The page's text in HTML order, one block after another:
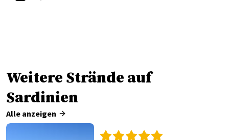
Weitere Strände auf
Sardinien
Alle anzeigen